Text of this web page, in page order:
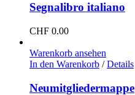
Segnalibro italiano
CHF 0.00
Warenkorb ansehen
In den Warenkorb / Details
Neumitgliedermappe